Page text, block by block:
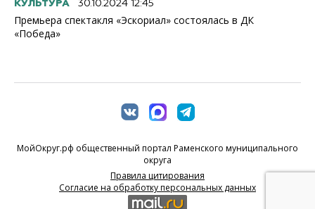
КУЛЬТУРА 30.10.2024 12:45
Премьера спектакля «Эскориал» состоялась в ДК
«Победа»
МойОкруг.рф общественный портал Раменского муниципального
округа
Правила цитирования
Согласие на обработку персональных данных